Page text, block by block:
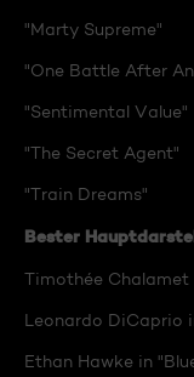
"Marty Supreme"
"One Battle After
"Sentimental Value"
"The Secret Agent"
"Train Dreams"
Bester
Timothée Chalamet
Leonardo DiCaprio
Ethan Hawke in